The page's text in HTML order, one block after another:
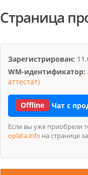
Страница
Зарегистрирован:
WM-идентификатор:
аттестат)
Offline Чат с
Если вы уже приобрели
oplata.info на странице